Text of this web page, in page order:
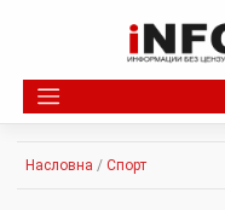
Насловна / Спорт